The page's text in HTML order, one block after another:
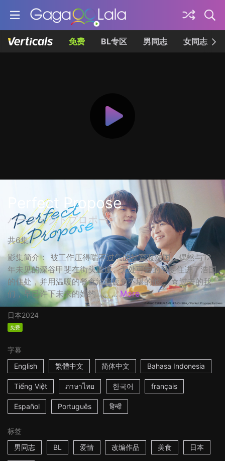
免费 BL专区 男同志 女同志
Perfect Propose
パーフェクトプロポーズ
共6集
影集简介： 被工作压得喘不过气的社畜渡浩国，偶然与12
年未见的深谷甲斐在街头重逢。无处可去的甲斐住进了浩国
的住处，并用温暖的餐食治癒疲惫不堪的他。 ☆过去的我
们，早已许下未来的婚约…… ... More
日本2024
免费
字幕
English
繁體中文 简体中文 Bahasa Indonesia
Tiếng Việt ภาษาไทย 한국어 français
Español Português हिन्दी
标签
男同志
BL 爱情 改编作品 美食 日本